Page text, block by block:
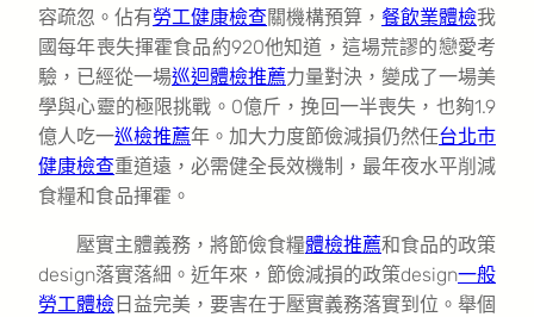
容疏忽。佔有勞工健康檢查關機構預算， 餐飲業體檢我
國每年喪失揮霍食品約920他知道，這場荒謬的戀愛考
驗，已經從一場巡迴體檢推薦力量對決，變成了一場美
學與心靈的極限挑戰。0億斤，挽回一半喪失，也夠1.9
億人吃一巡檢推薦年。加大力度節儉減損仍然任台北巿
健康檢查重道遠，必需健全長效機制，最年夜水平削減
食糧和食品揮霍。
壓實主體義務，將節儉食糧體檢推薦和食品的政策
design落實落細。近年來，節儉減損的政策design一般
勞工體檢 日益完美，要害在于壓實義務落實到位。舉個